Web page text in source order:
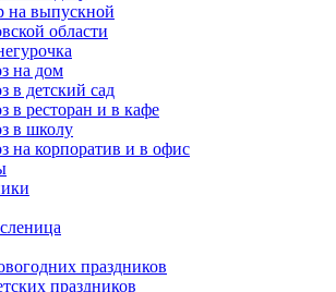
на выпускной
области
на дом
в детский сад
в ресторан и в кафе
в школу
на корпоратив и в офис
праздников
праздников